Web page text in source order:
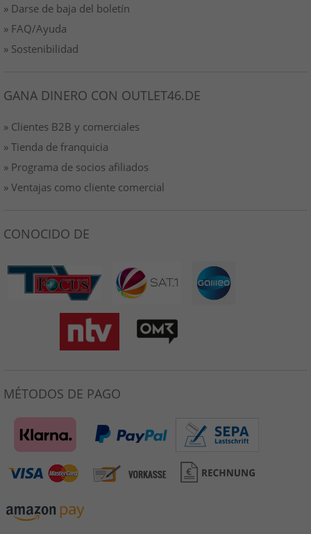
» Darse de baja del boletín
» FAQ/Ayuda
» Sostenibilidad
GANA DINERO CON OUTLET46.DE
» Clientes B2B y comerciales
» Tienda de franquicia
» Programa de socios afiliados
» Ventajas como cliente comercial
CONOCIDO DE
MÉTODOS DE PAGO